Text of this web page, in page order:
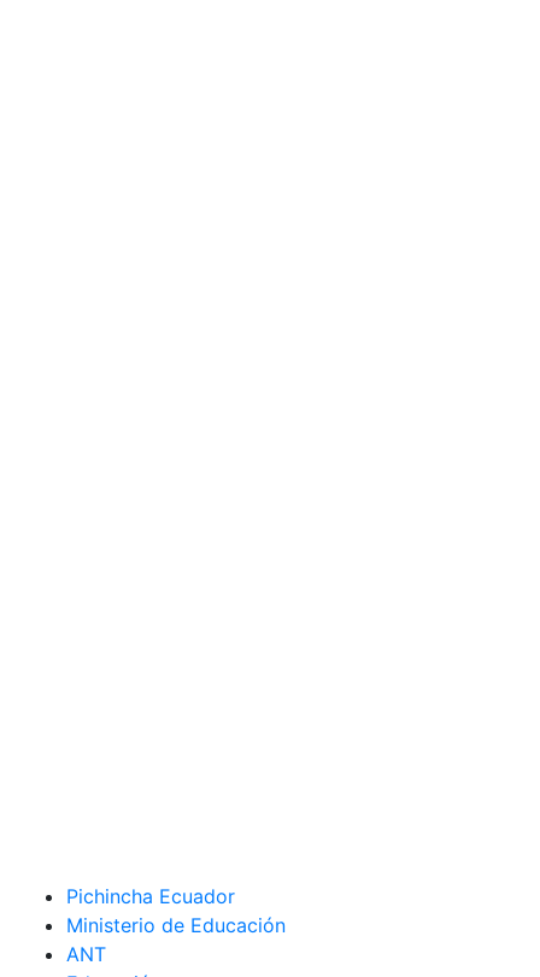
Pichincha Ecuador
Ministerio de Educación
ANT